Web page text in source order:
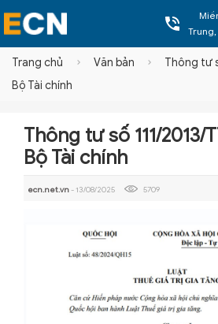
Trang chủ Văn bản
Thông tư
Bộ Tài chính
Thông tư số 111/2013/
Bộ Tài chính
ecn.net.vn- 13/08/2025 5709